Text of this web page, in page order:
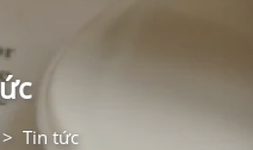
> Tin tức